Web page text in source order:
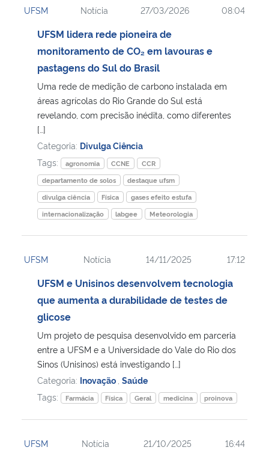
Ministério da Cidadania
Ministério de Minas e Energia
Ministério da Ciência, Tecnologia, Inovações e Comunicações
Ministério do Turismo
Ministério do Desenvolvimento Regional
Controladoria-Geral da União
Ministério da Mulher, da Família e dos Direitos Humanos
Secretaria-Geral
Gabinete de Segurança Institucional
Advocacia-Geral da União
UFSM Notícia 27/03/2026 08:04
UFSM lidera rede pioneira de
monitoramento de CO₂ em lavouras e
pastagens do Sul do Brasil
Uma rede de medição de carbono instalada em
áreas agrícolas do Rio Grande do Sul está
revelando, com precisão inédita, como diferentes
[…]
Categoria: Divulga Ciência
Tags:
agronomia CCNE
CCR
departamento de solos
destaque ufsm
divulga ciência
Física
gases efeito estufa
internacionalização
labgee Meteorologia
UFSM Notícia 14/11/2025 17:12
UFSM e Unisinos desenvolvem tecnologia
que aumenta a durabilidade de testes de
glicose
Um projeto de pesquisa desenvolvido em parceria
entre a UFSM e a Universidade do Vale do Rio dos
Sinos (Unisinos) está investigando […]
Categoria: Inovação Saúde
Tags:
Farmácia Física Geral medicina proinova
UFSM Notícia 21/10/2025 16:44